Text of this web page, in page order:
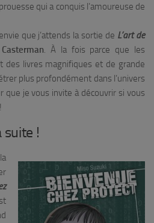
qui a conquis l’amoureuse de
que j’attends la sortie de L’art de
Casterman. À la fois parce que les
des livres magnifiques et de grande
plus profondément dans l’univers
je vous invite à découvrir si vous
suite !